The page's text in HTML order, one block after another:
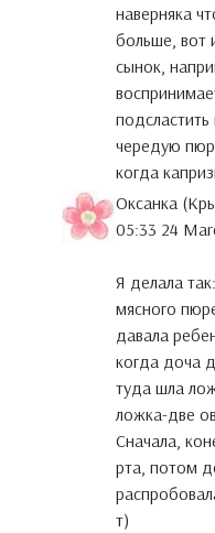
наверняка
больше, вот
сынок,
чередую
когда
Оксанка
05:33 24
Я делала
мясного
давала
когда доча
туда шла
ложка-две
Сначала,
рта, потом
т)